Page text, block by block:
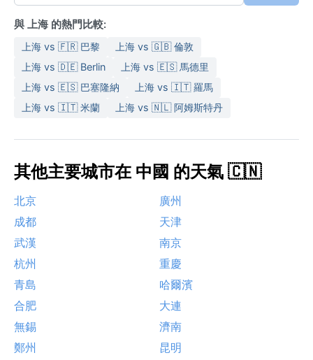
與 上海 的熱門比較:
上海 vs 🇫🇷 巴黎
上海 vs 🇬🇧 倫敦
上海 vs 🇩🇪 Berlin
上海 vs 🇪🇸 馬德里
上海 vs 🇪🇸 巴塞隆納
上海 vs 🇮🇹 羅馬
上海 vs 🇮🇹 米蘭
上海 vs 🇳🇱 阿姆斯特丹
其他主要城市在 中國 的天氣 🇨🇳
北京
廣州
成都
天津
武漢
南京
杭州
重慶
青島
哈爾濱
合肥
大連
無錫
濟南
鄭州
昆明